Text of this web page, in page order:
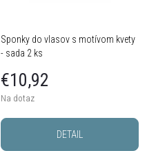
Sponky do vlasov s motívom kvety
- sada 2 ks
€10,92
Na dotaz
DETAIL